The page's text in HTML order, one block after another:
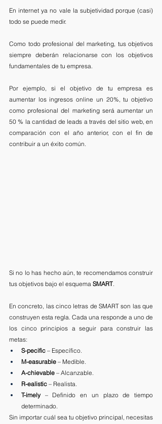
En internet ya no vale la subjetividad porque (casi)
todo se puede medir.
Como todo profesional del marketing, tus objetivos
siempre deberán relacionarse con los objetivos
fundamentales de tu empresa.
Por ejemplo, si el objetivo de tu empresa es
aumentar los ingresos online un 20%, tu objetivo
como profesional del marketing será aumentar un
50 % la cantidad de leads a través del sitio web, en
comparación con el año anterior, con el fin de
contribuir a un éxito común.
Si no lo has hecho aún, te recomendamos construir
tus objetivos bajo el esquema SMART.
En concreto, las cinco letras de SMART son las que
construyen esta regla. Cada una responde a uno de
los cinco principios a seguir para construir las
metas:
S-pecific – Específico.
M-easurable – Medible.
A-chievable – Alcanzable.
R-ealistic – Realista.
T-imely – Definido en un plazo de tiempo
determinado.
Sin importar cuál sea tu objetivo principal, necesitas